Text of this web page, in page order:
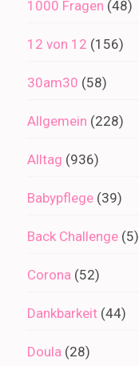
1000 Fragen (48)
12 von 12 (156)
30am30 (58)
Allgemein (228)
Alltag (936)
Babypflege (39)
Back Challenge (5)
Corona (52)
Dankbarkeit (44)
Doula (28)